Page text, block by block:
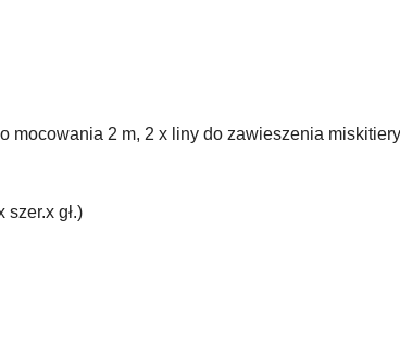
mocowania 2 m, 2 x liny do zawieszenia
gł.)